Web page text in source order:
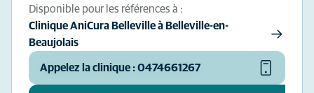
Disponible pour les références à :
Clinique AniCura Belleville à Belleville-en-
Beaujolais
Appelez la clinique : 0474661267